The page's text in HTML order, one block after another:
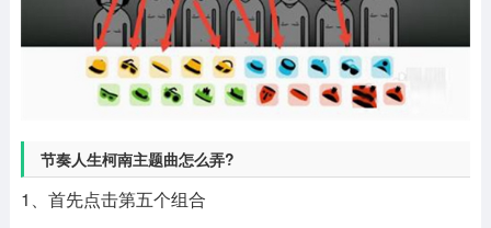
节奏人生柯南主题曲怎么弄?
1、首先点击第五个组合